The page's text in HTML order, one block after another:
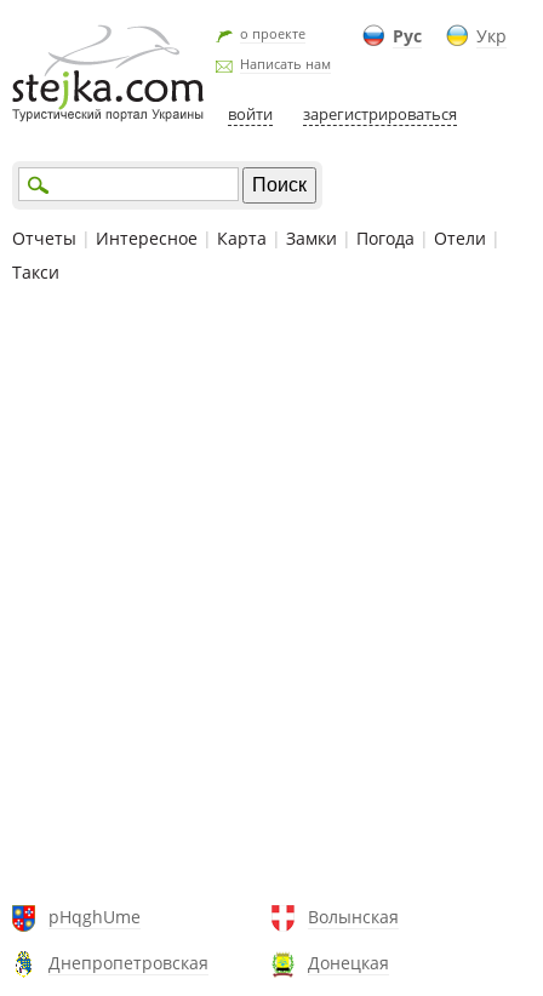
Рус Укр
о проекте
Написать нам
войти зарегистрироваться
Отчеты | Интересное | Карта | Замки | Погода | Отели |
Такси
pHqghUme
Волынская
Днепропетровская
Донецкая